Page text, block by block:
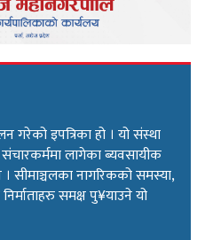
गरेको इपत्रिका हो । यो संस्था
लागेका ब्यवसायीक
सीमाञ्चलका नागरिकको समस्या,
समक्ष पु¥याउने यो